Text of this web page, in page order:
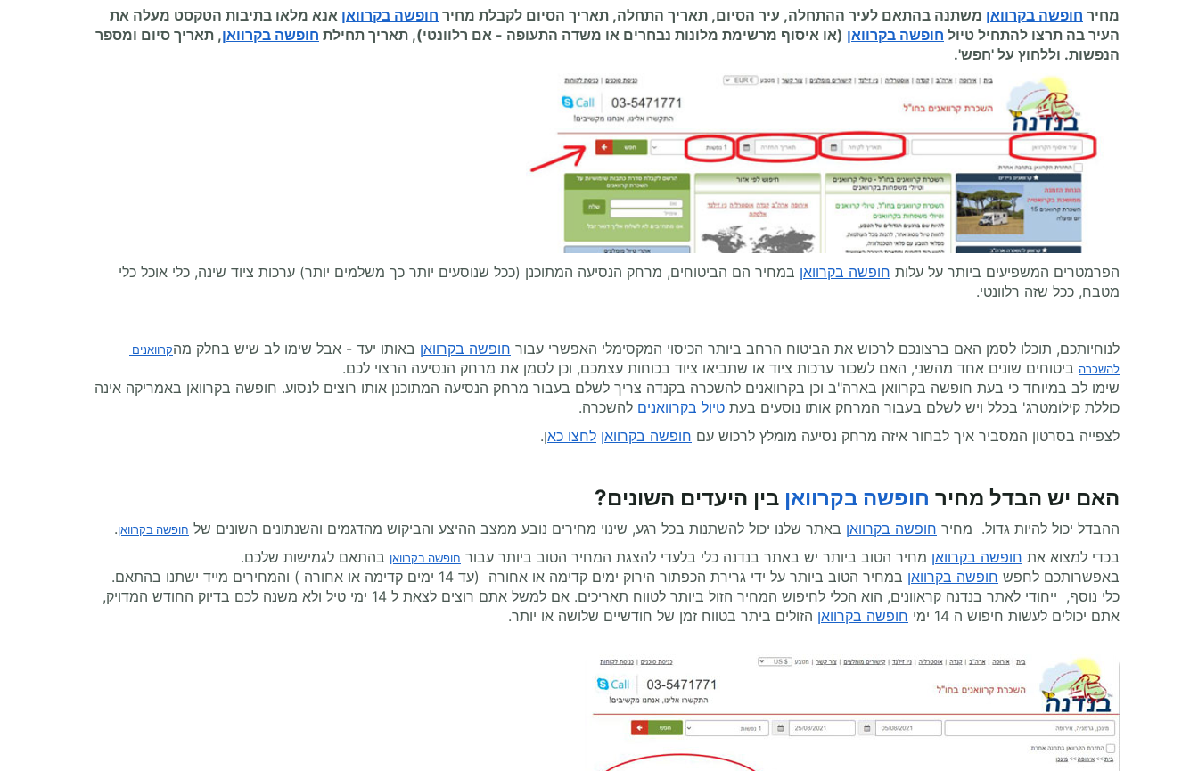
מחיר חופשה בקרוואן משתנה בהתאם לעיר ההתחלה, עיר הסיום, תאריך התחלה, תאריך הסיום לקבלת מחיר חופשה בקרוואן אנא מלאו בתיבות הטקסט מעלה את
העיר בה תרצו להתחיל טיול חופשה בקרוואן (או איסוף מרשימת מלונות נבחרים או משדה התעופה - אם רלוונטי), תאריך תחילת חופשה בקרוואן, תאריך סיום ומספר
הנפשות. וללחוץ על 'חפש'.
הפרמטרים המשפיעים ביותר על עלות חופשה בקרוואן במחיר הם הביטוחים, מרחק הנסיעה המתוכנן (ככל שנוסעים יותר כך משלמים יותר) ערכות ציוד שינה, כלי אוכל כלי
מטבח, ככל שזה רלוונטי.
לנוחיותכם, תוכלו לסמן האם ברצונכם לרכוש את הביטוח הרחב ביותר הכיסוי המקסימלי האפשרי עבור חופשה בקרוואן באותו יעד - אבל שימו לב שיש בחלק מה
להשכרה ביטוחים שונים אחד מהשני, האם לשכור ערכות ציוד או שתביאו ציוד בכוחות עצמכם, וכן לסמן את מרחק הנסיעה הרצוי לכם.
שימו לב במיוחד כי בעת חופשה בקרוואן בארה"ב וכן בקרוואנים להשכרה בקנדה צריך לשלם בעבור מרחק הנסיעה המתוכנן אותו רוצים לנסוע. חופשה בקרוואן באמריקה אינה
כוללת קילומטרג' בכלל ויש לשלם בעבור המרחק אותו נוסעים בעת טיול בקרוואנים להשכרה.
לצפייה בסרטון המסביר איך לבחור איזה מרחק נסיעה מומלץ לרכוש עם חופשה בקרוואן לחצו כאן.
האם יש הבדל מחיר חופשה בקרוואן בין היעדים השונים?
ההבדל יכול להיות גדול. מחיר חופשה בקרוואן באתר שלנו יכול להשתנות בכל רגע, שינוי מחירים נובע ממצב ההיצע והביקוש מהדגמים והשנתונים השונים של חופשה בקרוואן.
בכדי למצוא את חופשה בקרוואן מחיר הטוב ביותר יש באתר בנדנה כלי בלעדי להצגת המחיר הטוב ביותר עבור חופשה בקרוואן בהתאם לגמישות שלכם.
באפשרותכם לחפש חופשה בקרוואן במחיר הטוב ביותר על ידי גרירת הכפתור הירוק ימים קדימה או אחורה (עד 14 ימים קדימה או אחורה ) והמחירים מייד ישתנו בהתאם.
כלי נוסף, ייחודי לאתר בנדנה קראוונים, הוא הכלי לחיפוש המחיר הזול ביותר לטווח תאריכים. אם למשל אתם רוצים לצאת ל 14 ימי טיל ולא משנה לכם בדיוק החודש המדויק,
אתם יכולים לעשות חיפוש ה 14 ימי
חופשה בקרוואן הזולים ביתר בטווח זמן של חודשיים שלושה או יותר.